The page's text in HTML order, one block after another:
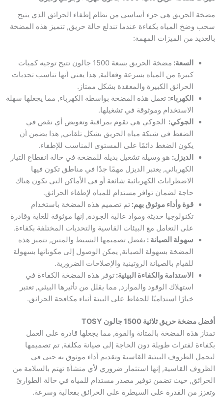
مضخة الحريق هي جزء أساسي من نظام إطفاء الحرائق الذي يتيح
سحب وضخ المياه بكفاءة عندما تندلع حالة حريق, تتميز هذه المضخة
بالعديد من الميزات المهمة:
السعة:
مضخة الحريق بسعة 1500 جالون تتيح توجيه كميات
كبيرة من المياه بسرعة وفعالية, هذا يعني أنها تناسب تحديات
الحرائق الكبيرة والمعقدة بشكل ممتاز.
الكهرباء: تعمل هذه المضخة بواسطة الكهرباء, مما يجعلها سهلة
الاستخدام وموثوقة في تشغيلها.
الجوكي: الجوكي هي تقوم بمراقبة وتعويض أي نقص في
الضغط في شبكة مياه الحريق بشكل تلقائي, هذا يضمن أن
يكون الضغط دائمًا على المستوى المناسب للإطفاء.
الديزل: هو وسيلة تشغيل بديلة للمضخة في حالة انقطاع التيار
الكهربائي, يعتبر الديزل مهمًا جدًا في مناطق تكون فيها
الاضطرابات الكهربائية شائعة أو في الأماكن التي تكون هناك
حاجة لضمان توافر مستدام للمياه لإطفاء الحرائق.
قوة وأداء موثوق بهم: تم تصميم هذه المضخة باستخدام
تكنولوجيا حديثة ومواد عالية الجودة, إنها موثوقة للغاية وقادرة
على التعامل مع البيئات القاسية والتحديات المختلفة بكفاءة.
سهولة الصيانة : بفضل تصميمها البسيط والمتين, تتميز هذه
المضخة بسهولة الصيانة, يمكن الوصول إلى مكوناتها بسهولة
للقيام بالصيانة الروتينية والإصلاحات الضرورية.
الاستدامة والكفاءة البيئية: توفر هذه المضخة الكفاءة في
استهلاك الوقود والموارد, مما يقلل من تأثيرها البيئي, تعتبر
خيارًا استداميًا للحفاظ على البيئة أثناء مكافحة الحرائق.
أفضل مضخة حريق ثلاثية 1500 جالون TOSY
تمتاز هذه المضخة بالمتانة والقوة, مما يجعلها قادرة على العمل
بكفاءة لفترات طويلة دون الحاجة إلى صيانة مكلفة, تم تصميمها
لتحمل الظروف البيئية القاسية وتقديم أداء موثوق به حتى في
الظروف القاسية, إنها استثمار ضروري لأي منشأة تهتم بالسلامة من
الحرائق, حيث تضمن توفير مصدر مستدام للمياه في حالة الطوارئ
وتعزز من القدرة على السيطرة على الحرائق بفعالية وسرعة.